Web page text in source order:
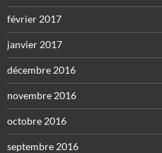
février 2017
janvier 2017
décembre 2016
novembre 2016
octobre 2016
septembre 2016